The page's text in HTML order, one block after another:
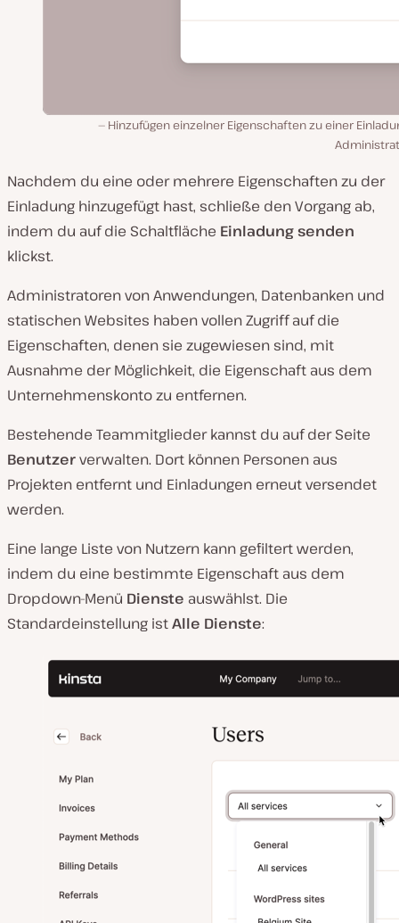
Hinzufügen einzelner Eigenschaften zu einer
Nachdem du eine oder mehrere Eigenschaften zu der
Einladung hinzugefügt hast, schließe den Vorgang ab,
indem du auf die Schaltfläche Einladung senden
klickst.
Administratoren von Anwendungen, Datenbanken und
statischen Websites haben vollen Zugriff auf die
Eigenschaften, denen sie zugewiesen sind, mit
Ausnahme der Möglichkeit, die Eigenschaft aus dem
Unternehmenskonto zu entfernen.
Bestehende Teammitglieder kannst du auf der Seite
Benutzerverwalten. Dort können Personen aus
Projekten entfernt und Einladungen erneut versendet
werden.
Eine lange Liste von Nutzern kann gefiltert werden,
indem du eine bestimmte Eigenschaft aus dem
Dropdown-Menü Dienste auswählst. Die
Standardeinstellung istAlle Dienste: